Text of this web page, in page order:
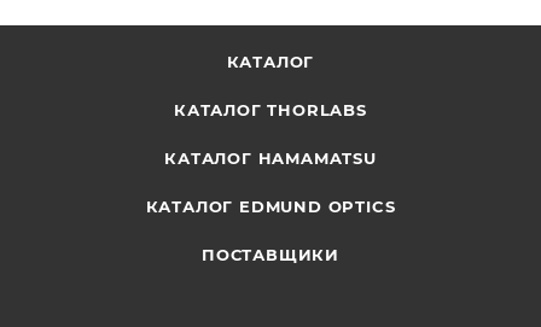
КАТАЛОГ
КАТАЛОГ THORLABS
КАТАЛОГ HAMAMATSU
КАТАЛОГ EDMUND OPTICS
ПОСТАВЩИКИ